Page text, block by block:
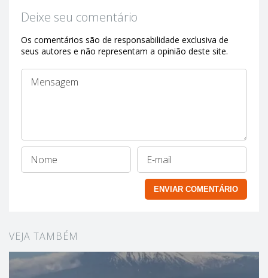
Deixe seu comentário
Os comentários são de responsabilidade exclusiva de
seus autores e não representam a opinião deste site.
VEJA TAMBÉM